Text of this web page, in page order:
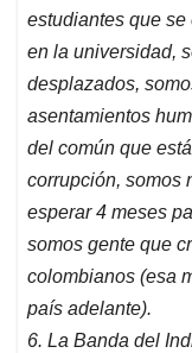
estudiantes que
en la universidad,
desplazados,
asentamientos
del común que
corrupción, somos
esperar 4 meses
somos gente que
colombianos (esa
país adelante).
6. La Banda del